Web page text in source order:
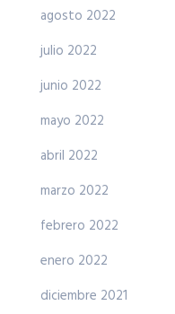
agosto 2022
julio 2022
junio 2022
mayo 2022
abril 2022
marzo 2022
febrero 2022
enero 2022
diciembre 2021